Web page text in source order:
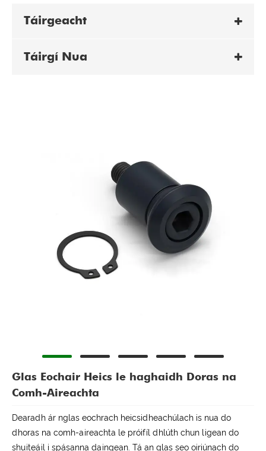
Táirgeacht
Táirgí Nua
Glas Eochair Heics le haghaidh Doras na
Comh-Aireachta
Dearadh ár nglas eochrach heicsidheachúlach is nua do
dhoras na comh-aireachta le próifíl dhlúth chun ligean do
shuiteáil i spásanna daingean. Tá an glas seo oiriúnach do